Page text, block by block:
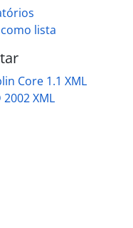
lista
Core 1.1 XML
2002 XML